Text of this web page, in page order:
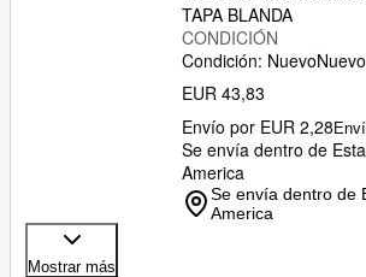
TAPA BLANDA
CONDICIÓN
Condición: NuevoNuevo
EUR 43,83
Envío por EUR 2,28
Se envía dentro de
America
Se envía dentro de
America
Mostrar más